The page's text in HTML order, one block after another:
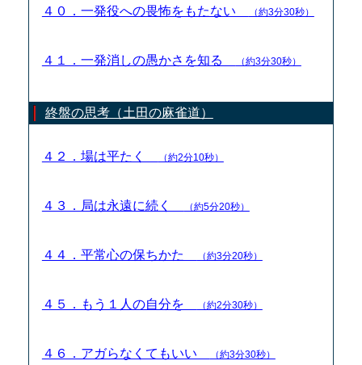
４０．一発役への畏怖をもたない （約3分30秒）
４１．一発消しの愚かさを知る （約3分30秒）
終盤の思考（土田の麻雀道）
４２．場は平たく （約2分10秒）
４３．局は永遠に続く （約5分20秒）
４４．平常心の保ちかた （約3分20秒）
４５．もう１人の自分を （約2分30秒）
４６．アガらなくてもいい （約3分30秒）